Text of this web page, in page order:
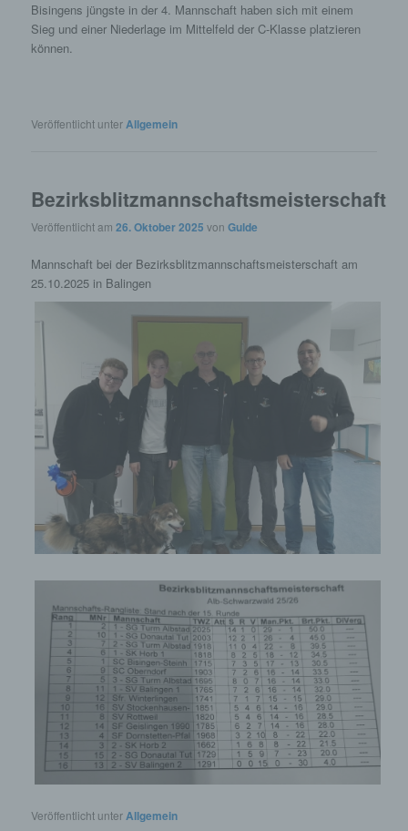
Bisingens jüngste in der 4. Mannschaft haben sich mit einem
Sieg und einer Niederlage im Mittelfeld der C-Klasse platzieren
können.
Veröffentlicht unterAllgemein
Bezirksblitzmannschaftsmeisterschaft
Veröffentlicht am26. Oktober 2025 vonGulde
Mannschaft bei der Bezirksblitzmannschaftsmeisterschaft am
25.10.2025 in Balingen
Veröffentlicht unterAllgemein